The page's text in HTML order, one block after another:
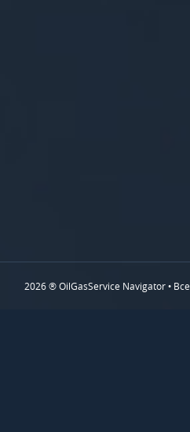
2026 ® OilGasService Navigator •